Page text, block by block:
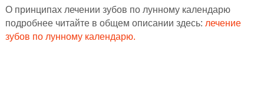
О принципах лечении зубов по лунному календарю
подробнее читайте в общем описании здесь: лечение
зубов по лунному календарю.